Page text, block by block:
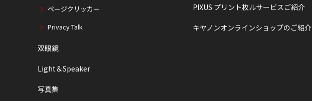
ページクリッカー
Privacy Talk
双眼鏡
Light＆Speaker
写真集
PIXUS プリント枚ルサービスご紹介
キヤノンオンラインショップのご紹介